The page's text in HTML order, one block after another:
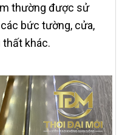
thường được sử
bức tường, cửa,
thất khác.